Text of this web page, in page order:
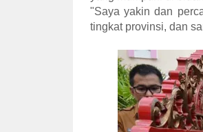
"Saya yakin dan
tingkat provinsi, dan